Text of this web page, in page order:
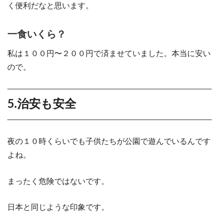
く便利だなと思います。
一食いくら？
私は１００円〜２００円で済ませていました。本当に安い
ので。
5.治安も安全
夜の１０時くらいでも子供たちが公園で遊んでいるんです
よね。
まったく危険ではないです。
日本と同じような印象です。